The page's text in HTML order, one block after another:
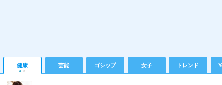
健康 芸能 ゴシップ 女子 トレンド